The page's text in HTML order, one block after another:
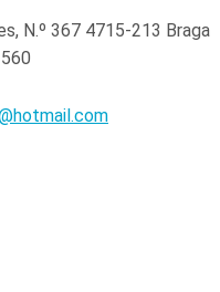
N.º 367 4715-213 Braga